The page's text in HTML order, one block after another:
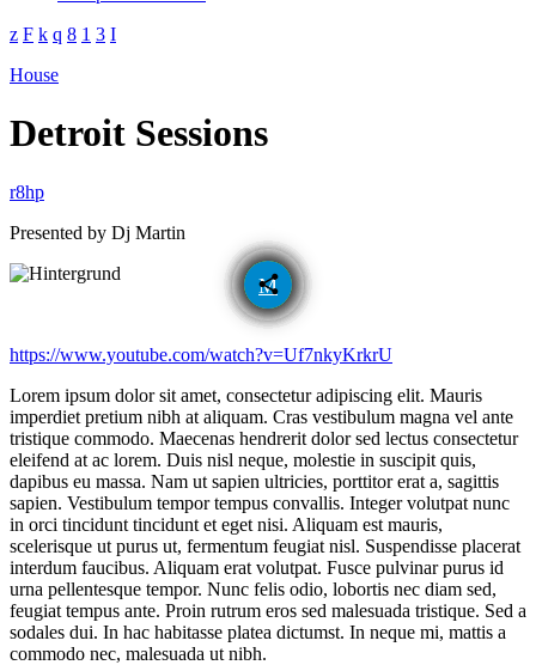
House
Detroit Sessions
Presented by Dj Martin
share
email
https://www.youtube.com/watch?v=Uf7nkyKrkrU
Lorem ipsum dolor sit amet, consectetur adipiscing elit. Mauris
imperdiet pretium nibh at aliquam. Cras vestibulum magna vel ante
tristique commodo. Maecenas hendrerit dolor sed lectus consectetur
eleifend at ac lorem. Duis nisl neque, molestie in suscipit quis,
dapibus eu massa. Nam ut sapien ultricies, porttitor erat a, sagittis
sapien. Vestibulum tempor tempus convallis. Integer volutpat nunc
in orci tincidunt tincidunt et eget nisi. Aliquam est mauris,
scelerisque ut purus ut, fermentum feugiat nisl. Suspendisse placerat
interdum faucibus. Aliquam erat volutpat. Fusce pulvinar purus id
urna pellentesque tempor. Nunc felis odio, lobortis nec diam sed,
feugiat tempus ante. Proin rutrum eros sed malesuada tristique. Sed a
sodales dui. In hac habitasse platea dictumst. In neque mi, mattis a
commodo nec, malesuada ut nibh.